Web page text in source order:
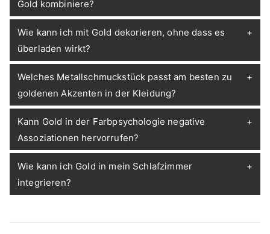
Gold kombiniere?
Wie kann ich mit Gold dekorieren, ohne dass es
überladen wirkt?
Welches Metallschmuckstück passt am besten zu
goldenen Akzenten in der Kleidung?
Kann Gold in der Farbpsychologie negative
Assoziationen hervorrufen?
Wie kann ich Gold in mein Schlafzimmer
integrieren?